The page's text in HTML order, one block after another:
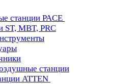
станции PACE
ST, MBT, PRC
станции
ATTEN